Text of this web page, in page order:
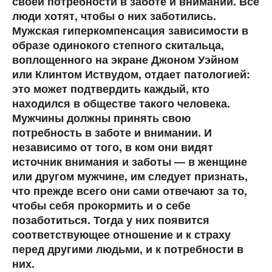
люди хотят, чтобы о них заботились.
Мужская гиперкомпенсация зависимости в
образе одинокого степного скитальца,
воплощенного на экране Джоном Уэйном
или Клинтом Иствудом, отдает патологией:
это может подтвердить каждый, кто
находился в обществе такого человека.
Мужчины должны принять свою
потребность в заботе и внимании. И
независимо от того, в ком они видят
источник внимания и заботы — в женщине
или другом мужчине, им следует признать,
что прежде всего они сами отвечают за то,
чтобы себя прокормить и о себе
позаботиться. Тогда у них появится
соответствующее отношение и к страху
перед другими людьми, и к потребности в
них.